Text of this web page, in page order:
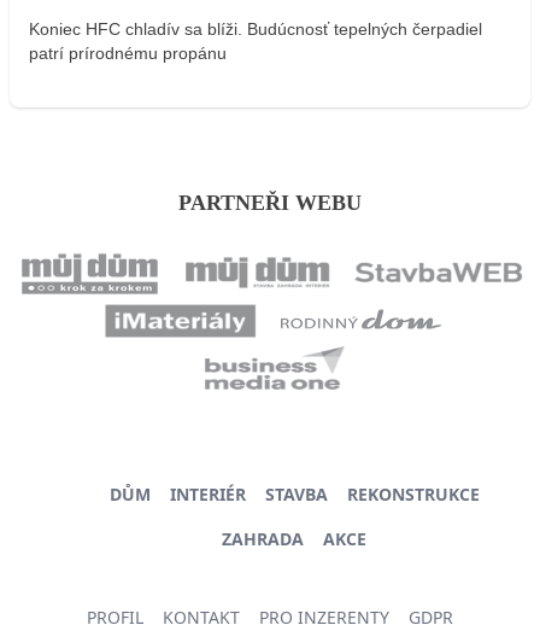
Koniec HFC chladív sa blíži. Budúcnosť tepelných čerpadiel
patrí prírodnému propánu
PARTNEŘI WEBU
DŮM INTERIÉR STAVBA
REKONSTRUKCE
ZAHRADA
AKCE
PROFIL KONTAKT PRO INZERENTY GDPR